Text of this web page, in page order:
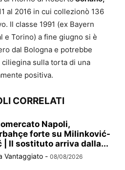
al 2016 in cui collezionò 136
Il classe 1991 (ex Bayern
e Torino) a fine giugno si è
dal Bologna e potrebbe
sulla torta di una
positiva.
CORRELATI
Napoli,
forte su Milinković-
| Il sostituto arriva dalla...
Vantaggiato - 08/08/2026